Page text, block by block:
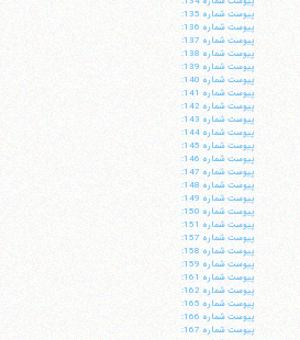
پيوست شماره 135:
پيوست شماره 136:
پيوست شماره 137:
پيوست شماره 138:
پيوست شماره 139:
پيوست شماره 140:
پيوست شماره 141:
پيوست شماره 142:
پيوست شماره 143:
پيوست شماره 144:
پيوست شماره 145:
پيوست شماره 146:
پيوست شماره 147:
پيوست شماره 148:
پيوست شماره 149:
پيوست شماره 150:
پيوست شماره 151:
پيوست شماره 157:
پيوست شماره 158:
پيوست شماره 159:
پيوست شماره 161:
پيوست شماره 162:
پيوست شماره 165:
پيوست شماره 166:
پيوست شماره 167: